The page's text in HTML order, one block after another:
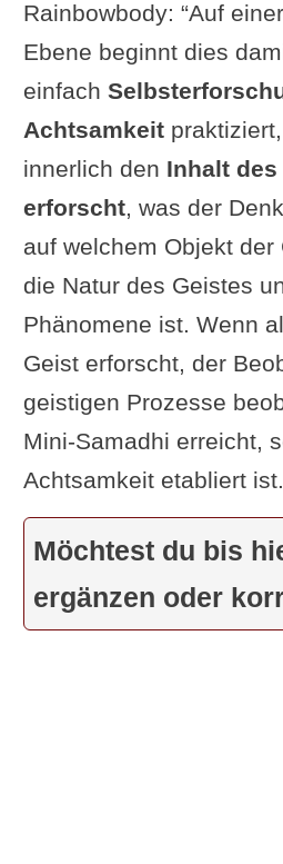
Rainbowbody: “Auf
Ebene beginnt dies
einfach
Achtsamkeit
innerlich den Inhalt
erforscht, was der
auf welchem Objekt der
die Natur des Geistes
Phänomene ist. Wenn
Geist erforscht, der
geistigen Prozesse
Mini-Samadhi erreicht,
Achtsamkeit etabliert
Möchtest du bis
ergänzen oder